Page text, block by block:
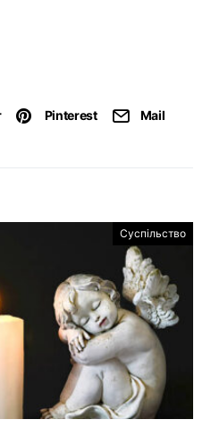
Pinterest Mail
Суспільство